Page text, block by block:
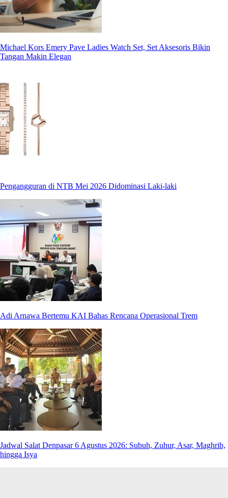
Michael Kors Emery Pave Ladies Watch Set, Set Aksesoris Bikin
Tangan Makin Elegan
Pengangguran di NTB Mei 2026 Didominasi Laki-laki
Adi Arnawa Bertemu KAI Bahas Rencana Operasional Trem
Jadwal Salat Denpasar 6 Agustus 2026: Subuh, Zuhur, Asar, Maghrib,
hingga Isya